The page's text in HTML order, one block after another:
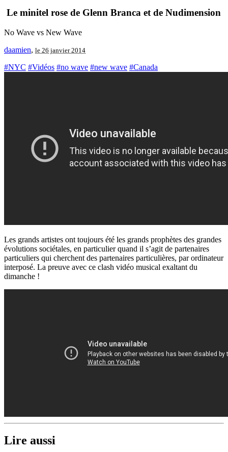
Le minitel rose de Glenn Branca et de Nudimension
No Wave vs New Wave
daamien, le 26 janvier 2014
#NYC #Vidéos #no wave #new wave #Canada
Les grands artistes ont toujours été les grands prophètes des grandes
évolutions sociétales, en particulier quand il s’agit de partenaires
particuliers qui cherchent des partenaires particulières, par ordinateur
interposé. La preuve avec ce clash vidéo musical exaltant du
dimanche !
Lire aussi